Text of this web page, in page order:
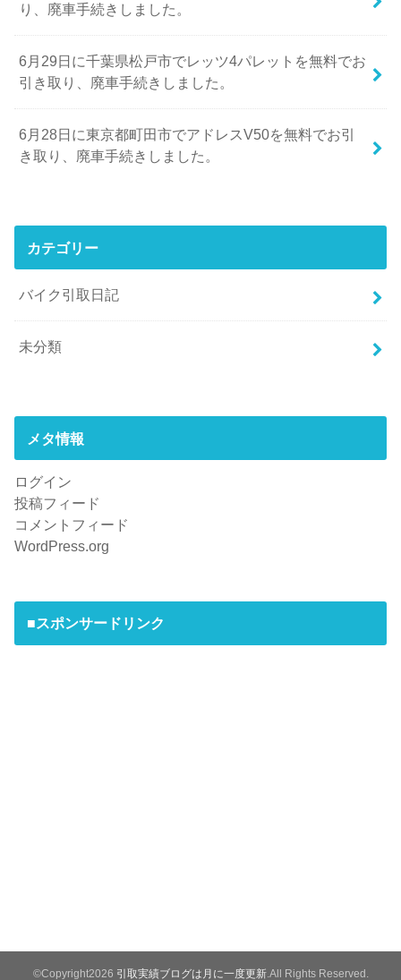
り、廃車手続きしました。
6月29日に千葉県松戸市でレッツ4パレットを無料でお
引き取り、廃車手続きしました。
6月28日に東京都町田市でアドレスV50を無料でお引
き取り、廃車手続きしました。
カテゴリー
バイク引取日記
未分類
メタ情報
ログイン
投稿フィード
コメントフィード
WordPress.org
■スポンサードリンク
©Copyright2026 引取実績ブログは月に一度更新.All Rights Reserved.